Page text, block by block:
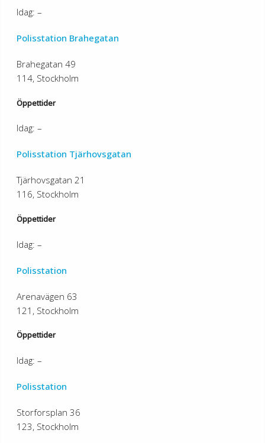
Idag: –
Polisstation Brahegatan
Brahegatan 49
114, Stockholm
Öppettider
Idag: –
Polisstation Tjärhovsgatan
Tjärhovsgatan 21
116, Stockholm
Öppettider
Idag: –
Polisstation
Arenavägen 63
121, Stockholm
Öppettider
Idag: –
Polisstation
Storforsplan 36
123, Stockholm